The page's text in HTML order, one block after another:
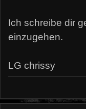
Ich schreibe dir
einzugehen.
LG chrissy